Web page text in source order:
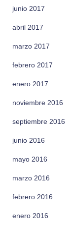
junio 2017
abril 2017
marzo 2017
febrero 2017
enero 2017
noviembre 2016
septiembre 2016
junio 2016
mayo 2016
marzo 2016
febrero 2016
enero 2016